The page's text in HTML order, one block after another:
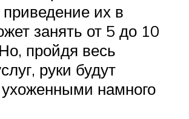
их в
занять от 5 до 10
пройдя весь
руки будут
намного